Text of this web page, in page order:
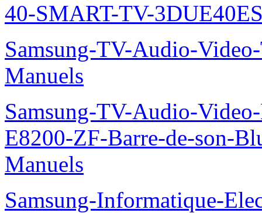
40-SMART-TV-
Samsung-TV-Audio-
Manuels
Samsung-TV-Audio-
E8200-ZF-Barre-de-son-
Manuels
Samsung-Informatique-